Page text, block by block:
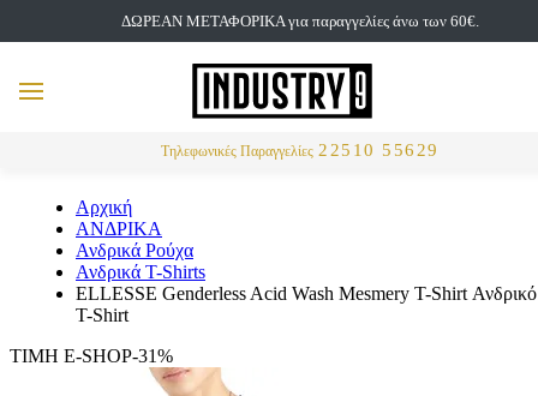
ΔΩΡΕΑΝ ΜΕΤΑΦΟΡΙΚΑ για παραγγελίες άνω των 60€.
Τηλεφωνικές Παραγγελίες 22510 55629
MENU
Αρχική
ΑΝΔΡΙΚΑ
Ανδρικά Ρούχα
Ανδρικά T-Shirts
ELLESSE Genderless Acid Wash Mesmery T-Shirt Ανδρικό
T-Shirt
ΤΙΜΗ E-SHOP-31%